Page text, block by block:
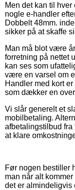
Men det kan til
nogle e-handler
Dobbelt 48mm.
sikker på at skaffe
Man må blot være
forretning på nettet
kan ses som
være en varsel om
Handler med kort
som dækker en
Vi slår generelt et
mobilbetaling.
afbetalingstilbud
at klare
Før nogen bestiller
man når alt
det er almindeligvis